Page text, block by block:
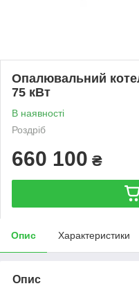
Опалювальний
75 кВт
В наявності
Роздріб
660 100 ₴
Опис Характеристики
Опис